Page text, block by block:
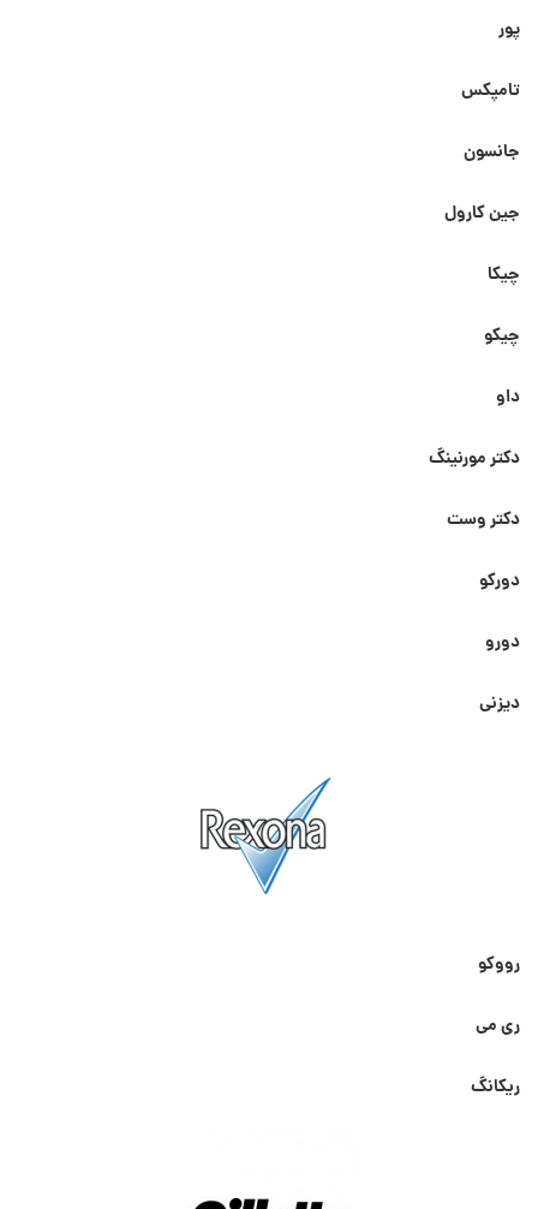
پور
تامپکس
جانسون
جین کارول
چیکا
چیکو
داو
دکتر مورنینگ
دکتر وست
دورکو
دورو
دیزنی
رووکو
ری می
ریکانگ